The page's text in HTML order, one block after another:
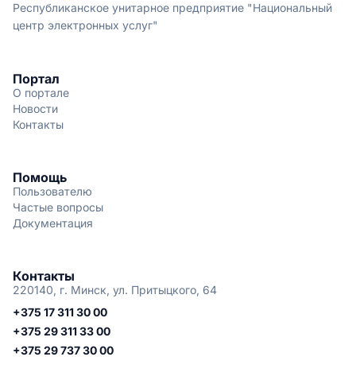
Республиканское унитарное предприятие "Национальный
центр электронных услуг"
Портал
О портале
Новости
Контакты
Помощь
Пользователю
Частые вопросы
Документация
Контакты
220140, г. Минск, ул. Притыцкого, 64
+375 17 311 30 00
+375 29 311 33 00
+375 29 737 30 00